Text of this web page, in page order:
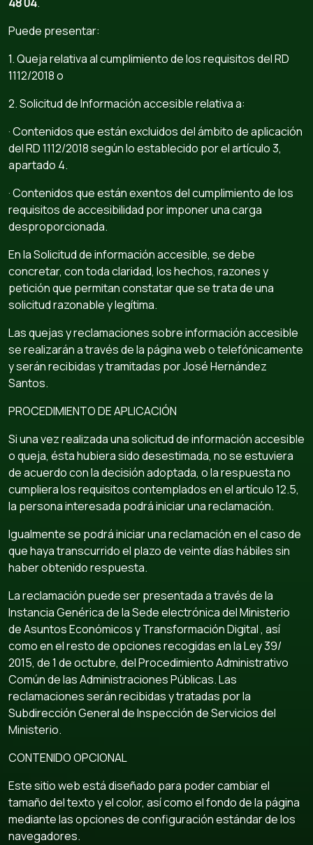
Puede presentar:
1. Queja relativa al cumplimiento de los requisitos del RD
1112/2018 o
2. Solicitud de Información accesible relativa a:
· Contenidos que están excluidos del ámbito de aplicación
del RD 1112/2018 según lo establecido por el artículo 3,
apartado 4.
· Contenidos que están exentos del cumplimiento de los
requisitos de accesibilidad por imponer una carga
desproporcionada.
En la Solicitud de información accesible, se debe
concretar, con toda claridad, los hechos, razones y
petición que permitan constatar que se trata de una
solicitud razonable y legítima.
Las quejas y reclamaciones sobre información accesible
se realizarán a través de la página web o telefónicamente
y serán recibidas y tramitadas por José Hernández
Santos.
PROCEDIMIENTO DE APLICACIÓN
Si una vez realizada una solicitud de información accesible
o queja, ésta hubiera sido desestimada, no se estuviera
de acuerdo con la decisión adoptada, o la respuesta no
cumpliera los requisitos contemplados en el artículo 12.5,
la persona interesada podrá iniciar una reclamación.
Igualmente se podrá iniciar una reclamación en el caso de
que haya transcurrido el plazo de veinte días hábiles sin
haber obtenido respuesta.
La reclamación puede ser presentada a través de la
Instancia Genérica de la Sede electrónica del Ministerio
de Asuntos Económicos y Transformación Digital , así
como en el resto de opciones recogidas en la Ley 39/
2015, de 1 de octubre, del Procedimiento Administrativo
Común de las Administraciones Públicas. Las
reclamaciones serán recibidas y tratadas por la
Subdirección General de Inspección de Servicios del
Ministerio.
CONTENIDO OPCIONAL
Este sitio web está diseñado para poder cambiar el
tamaño del texto y el color, así como el fondo de la página
mediante las opciones de configuración estándar de los
navegadores.